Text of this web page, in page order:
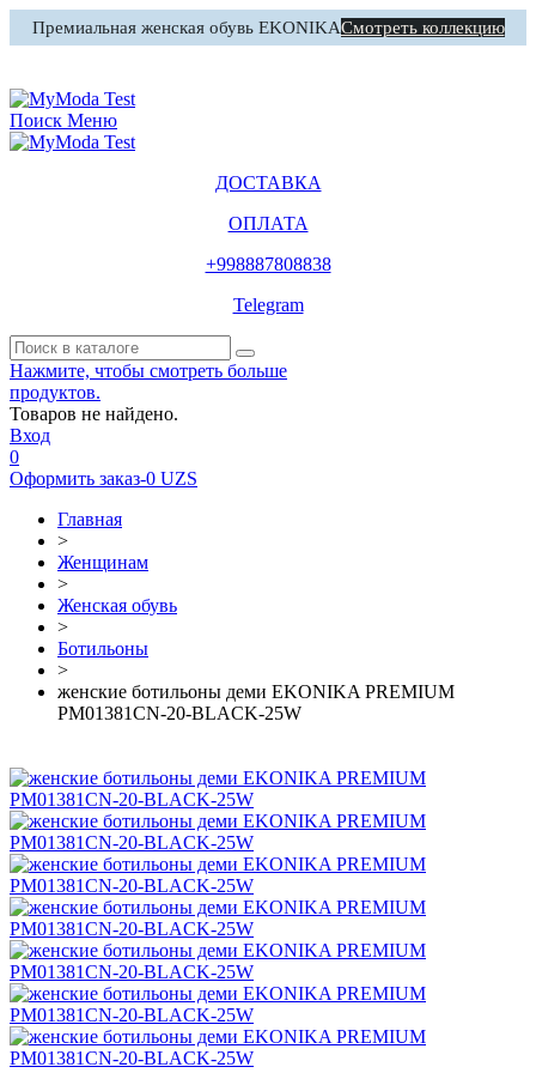
Премиальная женская обувь EKONIKAСмотреть коллекцию
Поиск Меню
ДОСТАВКА
ОПЛАТА
+998887808838
Telegram
Нажмите, чтобы смотреть больше
продуктов.
Товаров не найдено.
Вход
0
Оформить заказ-0 UZS
Главная
>
Женщинам
>
Женская обувь
>
Ботильоны
>
женские ботильоны деми EKONIKA PREMIUM
PM01381CN-20-BLACK-25W